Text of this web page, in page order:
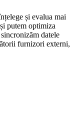
și evalua mai
putem optimiza
datele
furnizori externi,